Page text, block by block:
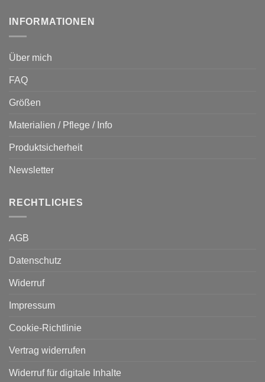
INFORMATIONEN
Über mich
FAQ
Größen
Materialien / Pflege / Info
Produktsicherheit
Newsletter
RECHTLICHES
AGB
Datenschutz
Widerruf
Impressum
Cookie-Richtlinie
Vertrag widerrufen
Widerruf für digitale Inhalte